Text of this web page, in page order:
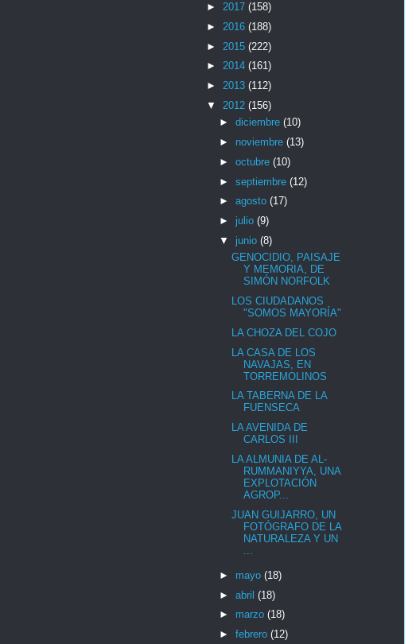
► 2017 (158)
► 2016 (188)
► 2015 (222)
► 2014 (161)
► 2013 (112)
▼ 2012 (156)
► diciembre (10)
► noviembre (13)
► octubre (10)
► septiembre (12)
► agosto (17)
► julio (9)
▼ junio (8)
GENOCIDIO, PAISAJE
Y MEMORIA, DE
SIMÓN NORFOLK
LOS CIUDADANOS
"SOMOS MAYORÍA"
LA CHOZA DEL COJO
LA CASA DE LOS
NAVAJAS, EN
TORREMOLINOS
LA TABERNA DE LA
FUENSECA
LA AVENIDA DE
CARLOS III
LA ALMUNIA DE AL-
RUMMANIYYA, UNA
EXPLOTACIÓN
AGROP...
JUAN GUIJARRO, UN
FOTÓGRAFO DE LA
NATURALEZA Y UN
► mayo (18)
► abril (18)
► marzo (18)
► febrero (12)